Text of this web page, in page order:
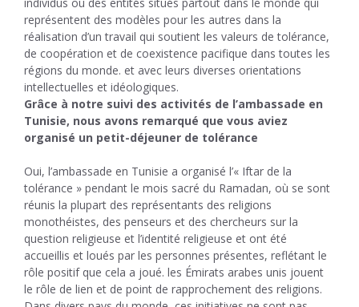
représentent des modèles pour les autres dans la
réalisation d’un travail qui soutient les valeurs de tolérance,
de coopération et de coexistence pacifique dans toutes les
régions du monde. et avec leurs diverses orientations
intellectuelles et idéologiques.
Grâce à notre suivi des activités de l’ambassade en
Tunisie, nous avons remarqué que vous aviez
organisé un petit-déjeuner de tolérance
Oui, l’ambassade en Tunisie a organisé l’« Iftar de la
tolérance » pendant le mois sacré du Ramadan, où se sont
réunis la plupart des représentants des religions
monothéistes, des penseurs et des chercheurs sur la
question religieuse et l’identité religieuse et ont été
accueillis et loués par les personnes présentes, reflétant le
rôle positif que cela a joué. les Émirats arabes unis jouent
le rôle de lien et de point de rapprochement des religions.